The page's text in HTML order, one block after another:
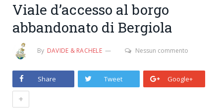
Viale d’accesso al borgo
abbandonato di Bergiola
By DAVIDE & RACHELE Nessun commento
Share Tweet Google+
+